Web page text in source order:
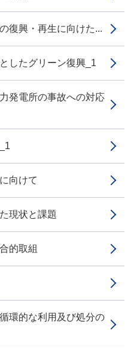
復興・再生に向けた...
したグリーン復興_1
発電所の事故への対応
向けて
現状と課題
的取組
環的な利用及び処分の